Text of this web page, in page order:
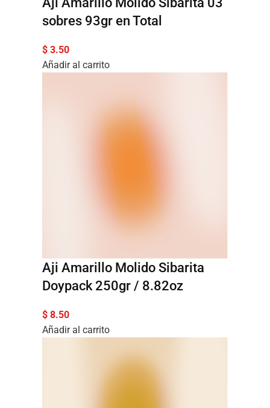
sobres 93gr en Total
$3.50
Añadir al carrito
Aji Amarillo Molido Sibarita
Doypack 250gr / 8.82oz
$8.50
Añadir al carrito